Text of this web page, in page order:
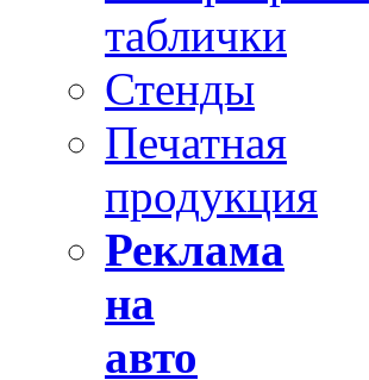
таблички
Стенды
Печатная
продукция
Реклама
на
авто